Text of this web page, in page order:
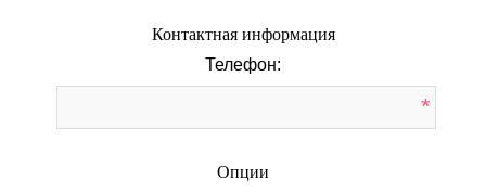
Контактная информация
Телефон:
*
Опции